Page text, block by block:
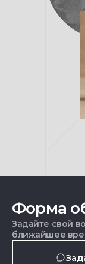
Форма
Задайте свой
ближайшее